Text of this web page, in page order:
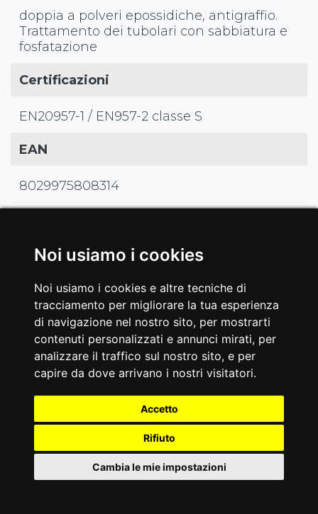
Noi usiamo i cookies
Noi usiamo i cookies e altre tecniche di
tracciamento per migliorare la tua esperienza
di navigazione nel nostro sito, per mostrarti
contenuti personalizzati e annunci mirati, per
analizzare il traffico sul nostro sito, e per
capire da dove arrivano i nostri visitatori.
Accetto
Rifiuto
Cambia le mie impostazioni
doppia a polveri epossidiche, antigraffio.
Trattamento dei tubolari con sabbiatura e
fosfatazione
Certificazioni
EN20957-1 / EN957-2 classe S
EAN
8029975808314
#GALLERIA
FWX-9300 HIP THRUST
Tagga le tue foto e video con
#toorxprofessional #laforzadellasolidità
ToorxProfessional !